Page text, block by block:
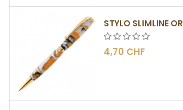
STYLO SLIMLINE OR
4,70 CHF